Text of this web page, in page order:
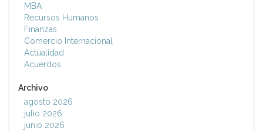
MBA
Recursos Humanos
Finanzas
Comercio Internacional
Actualidad
Acuerdos
Archivo
agosto 2026
julio 2026
junio 2026